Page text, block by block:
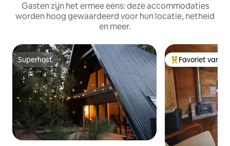
Gasten zijn het ermee eens: deze accommodaties
worden hoog gewaardeerd voor hun locatie, netheid
en meer.
Superhost
Superhost Topfavoriet van
Favoriet van